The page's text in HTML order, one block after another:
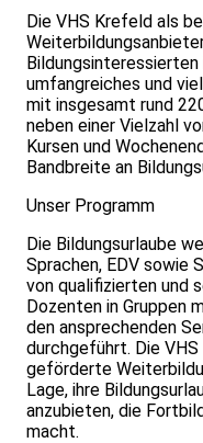
Die VHS Krefeld als
umfangreiches und
mit insgesamt rund
neben einer Vielzahl
Kursen und
Bandbreite an
Unser Programm
Die Bildungsurlaube
Sprachen, EDV sowie
von qualifizierten und
Dozenten in Gruppen
den ansprechenden
durchgeführt. Die
geförderte
Lage, ihre
anzubieten, die
macht.